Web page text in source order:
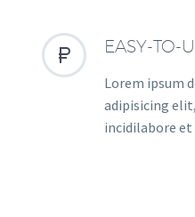

 EASY-TO-
Lorem ipsum
adipisicing
incidilabore